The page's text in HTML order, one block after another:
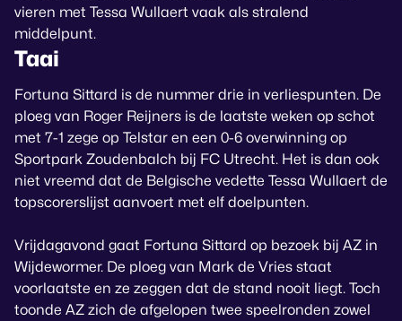
vieren met Tessa Wullaert vaak als stralend
middelpunt.
Taai
Fortuna Sittard is de nummer drie in verliespunten. De
ploeg van Roger Reijners is de laatste weken op schot
met 7-1 zege op Telstar en een 0-6 overwinning op
Sportpark Zoudenbalch bij FC Utrecht. Het is dan ook
niet vreemd dat de Belgische vedette Tessa Wullaert de
topscorerslijst aanvoert met elf doelpunten.
Vrijdagavond gaat Fortuna Sittard op bezoek bij AZ in
Wijdewormer. De ploeg van Mark de Vries staat
voorlaatste en ze zeggen dat de stand nooit liegt. Toch
toonde AZ zich de afgelopen twee speelronden zowel